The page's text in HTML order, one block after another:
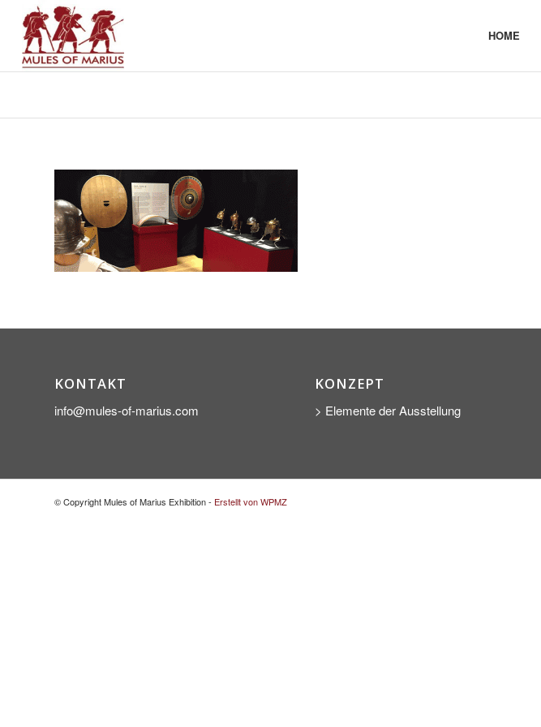
HOME
KONTAKT
info@mules-of-marius.com
KONZEPT
> Elemente der Ausstellung
© Copyright Mules of Marius Exhibition - Erstellt von WPMZ